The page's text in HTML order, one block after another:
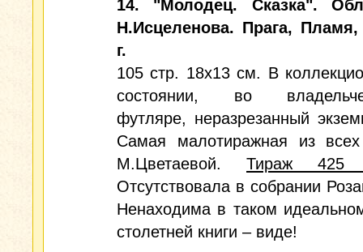
14. "Молодец. Сказка".
Н.Исцеленова. Прага, Пламя,
г.
105 стр. 18х13 см. В
состоянии, во
футляре, неразрезанный
Самая малотиражная из всех
М.Цветаевой. Тираж 425
Отсутствовала в собрании
Ненаходима в таком
столетней книги – виде!